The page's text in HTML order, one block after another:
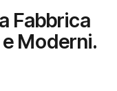
Fabbrica
Moderni.